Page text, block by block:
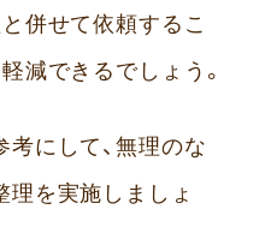
併せて依頼するこ
減できるでしょう。
にして、無理のな
理を実施しましょ